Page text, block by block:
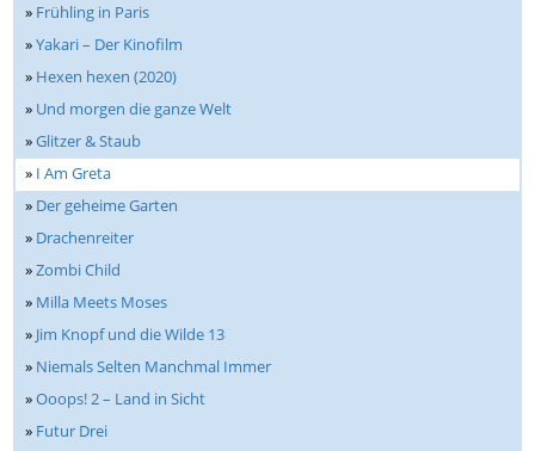
» Frühling in Paris
»Yakari – Der Kinofilm
» Hexen hexen (2020)
» Und morgen die ganze Welt
»Glitzer & Staub
» I Am Greta
» Der geheime Garten
» Drachenreiter
»Zombi Child
» Milla Meets Moses
» Jim Knopf und die Wilde 13
» Niemals Selten Manchmal Immer
»Ooops! 2 – Land in Sicht
» Futur Drei